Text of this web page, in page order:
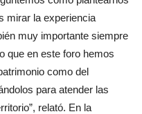
mirar la experiencia
muy importante siempre
que en este foro hemos
como del
para atender las
relató. En la